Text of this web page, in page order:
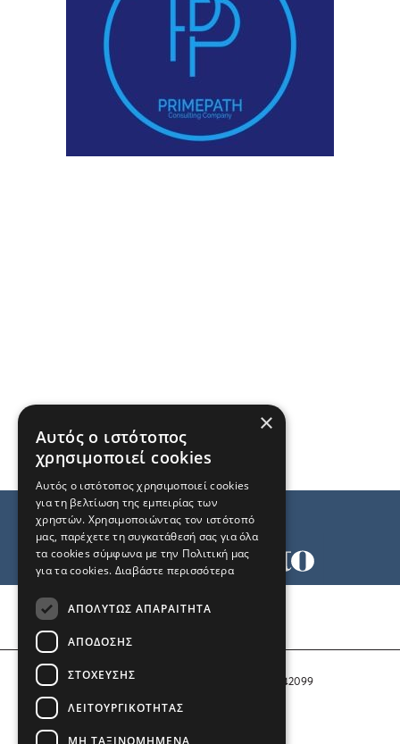
Αριθμός Πιστοποίησης Μ.Η.Τ. 242099
COPYRIGHT © 2026 Το Μανιφέστο
×
Αυτός ο ιστότοπος
χρησιμοποιεί cookies
Αυτός ο ιστότοπος χρησιμοποιεί cookies
για τη βελτίωση της εμπειρίας των
χρηστών. Χρησιμοποιώντας τον ιστότοπό
μας, παρέχετε τη συγκατάθεσή σας για όλα
τα cookies σύμφωνα με την Πολιτική μας
για τα cookies. Διαβάστε περισσότερα
ΑΠΟΛΎΤΩΣ ΑΠΑΡΑΊΤΗΤΑ
ΑΠΌΔΟΣΗΣ
ΣΤΌΧΕΥΣΗΣ
ΛΕΙΤΟΥΡΓΙΚΌΤΗΤΑΣ
ΜΗ ΤΑΞΙΝΟΜΗΜΈΝΑ